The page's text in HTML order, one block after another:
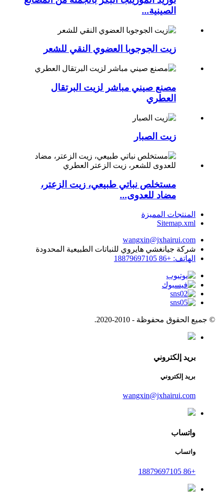
الصينية...
زيت الجوجوبا العضوي النقي للشعر
مصنع صيني مباشر لزيت البرتقال
العطري
زيت الصبار
مستخلص نباتي طبيعي، زيت الزعتر،
مضاد للعدوى...
المنتجات المميزة
Sitemap.xml
wangxin@jxhairui.com
شركة جيانغشي هايروي للنباتات الطبيعية المحدودة
الهاتف: +86 18879697105
© جميع الحقوق محفوظة - 2010-2020.
بريد إلكتروني
بريد إلكتروني
wangxin@jxhairui.com
واتساب
واتساب
+86 18879697105